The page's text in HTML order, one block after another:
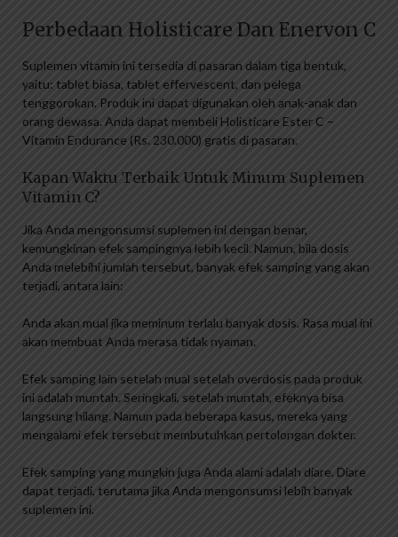
Perbedaan Holisticare Dan Enervon C
Suplemen vitamin ini tersedia di pasaran dalam tiga bentuk,
yaitu: tablet biasa, tablet effervescent, dan pelega
tenggorokan. Produk ini dapat digunakan oleh anak-anak dan
orang dewasa. Anda dapat membeli Holisticare Ester C –
Vitamin Endurance (Rs. 230.000) gratis di pasaran.
Kapan Waktu Terbaik Untuk Minum Suplemen
Vitamin C?
Jika Anda mengonsumsi suplemen ini dengan benar,
kemungkinan efek sampingnya lebih kecil. Namun, bila dosis
Anda melebihi jumlah tersebut, banyak efek samping yang akan
terjadi, antara lain:
Anda akan mual jika meminum terlalu banyak dosis. Rasa mual ini
akan membuat Anda merasa tidak nyaman.
Efek samping lain setelah mual setelah overdosis pada produk
ini adalah muntah. Seringkali, setelah muntah, efeknya bisa
langsung hilang. Namun pada beberapa kasus, mereka yang
mengalami efek tersebut membutuhkan pertolongan dokter.
Efek samping yang mungkin juga Anda alami adalah diare. Diare
dapat terjadi, terutama jika Anda mengonsumsi lebih banyak
suplemen ini.